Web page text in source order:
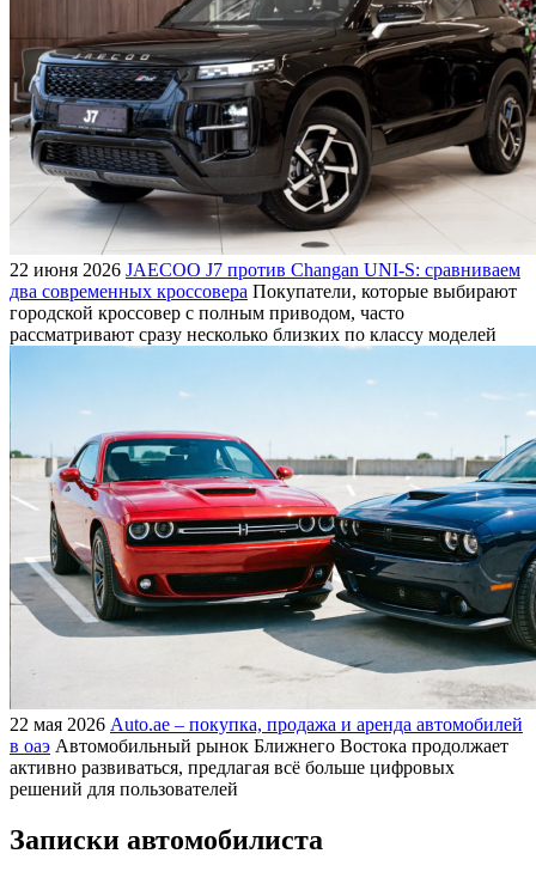
22 июня 2026 JAECOO J7 против Changan UNI-S: сравниваем
два современных кроссовера Покупатели, которые выбирают
городской кроссовер с полным приводом, часто
рассматривают сразу несколько близких по классу моделей
22 мая 2026 Auto.ae – покупка, продажа и аренда автомобилей
в оаэ Автомобильный рынок Ближнего Востока продолжает
активно развиваться, предлагая всё больше цифровых
решений для пользователей
Записки автомобилиста